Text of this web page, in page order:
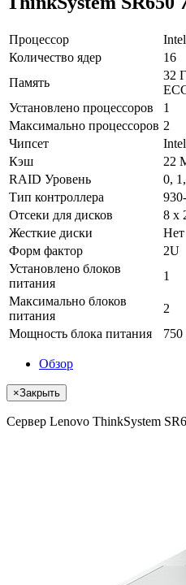
Процессор
Количество ядер
16
Память
32
Установлено процессоров
1
Максимально процессоров 2
Чипсет
Кэш
22
RAID Уровень
0,
Тип контроллера
Отсеки для дисков
8 x
Жесткие диски
Нет
Форм фактор
2U
Установлено блоков
питания
1
Максимально блоков
питания
2
Мощность блока питания
Обзор
×Закрыть
Сервер Lenovo ThinkSystem